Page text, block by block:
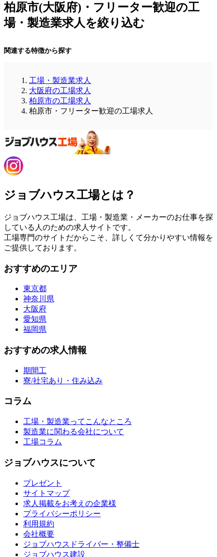
柏原市(大阪府)・フリーター歓迎の工
場・製造業求人を絞り込む
関連する特徴から探す
工場・製造業求人
大阪府の工場求人
柏原市の工場求人
柏原市・フリーター歓迎の工場求人
ジョブハウス工場とは？
ジョブハウス工場は、工場・製造業・メーカーのお仕事を探
している人のための求人サイトです。
工場専門のサイトだからこそ、詳しくて分かりやすい情報を
ご提供しております。
おすすめのエリア
東京都
神奈川県
大阪府
愛知県
福岡県
おすすめの求人情報
期間工
寮/社宅あり・住み込み
コラム
工場・製造業ってこんなところ
製造業に関わる会社について
工場コラム
ジョブハウスについて
プレゼント
サイトマップ
求人掲載をお考えの企業様
プライバシーポリシー
利用規約
会社概要
ジョブハウスドライバー・整備士
ジョブハウス建設